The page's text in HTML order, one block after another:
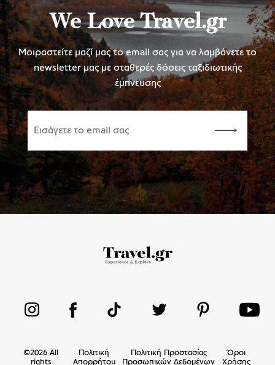
We Love Travel.gr
Μοιραστείτε μαζί μας το email σας για να λαμβάνετε το
newsletter μας με σταθερές δόσεις ταξιδιωτικής
έμπνευσης
©2026 All
rights
Πολιτική
Απορρήτου
Πολιτική Προστασίας
Προσωπικών Δεδομένων
Όροι
Χρήσης